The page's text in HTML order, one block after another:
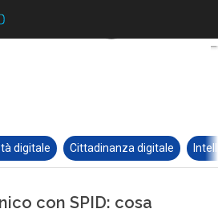
digitale Cittadinanza digitale
con SPID: cosa